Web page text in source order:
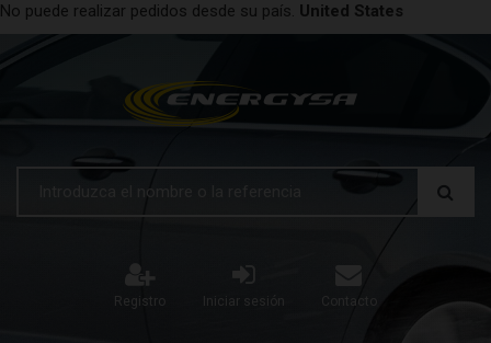
No puede realizar pedidos desde su país. United States
Registro Iniciar sesión Contacto